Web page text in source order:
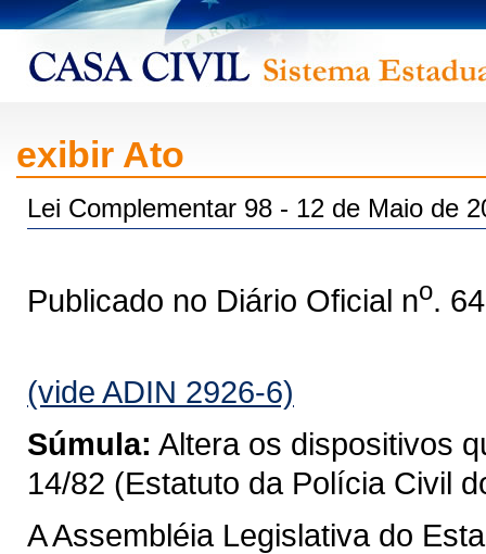
exibir Ato
Lei Complementar 98 - 12 de Maio de
Publicado no Diário Oficial no.
(vide ADIN 2926-6)
Súmula: Altera os dispositivos
14/82 (Estatuto da Polícia Civil
A Assembléia Legislativa do